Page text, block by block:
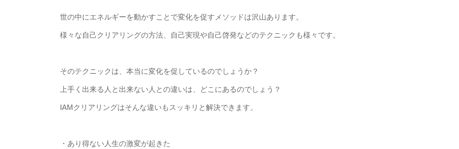
世の中にエネルギーを動かすことで変化を促すメソッドは沢山あります。
様々な自己クリアリングの方法、自己実現や自己啓発などのテクニックも様々です。
そのテクニックは、本当に変化を促しているのでしょうか？
上手く出来る人と出来ない人との違いは、どこにあるのでしょう？
IAMクリアリングはそんな違いもスッキリと解決できます。
・あり得ない人生の激変が起きた